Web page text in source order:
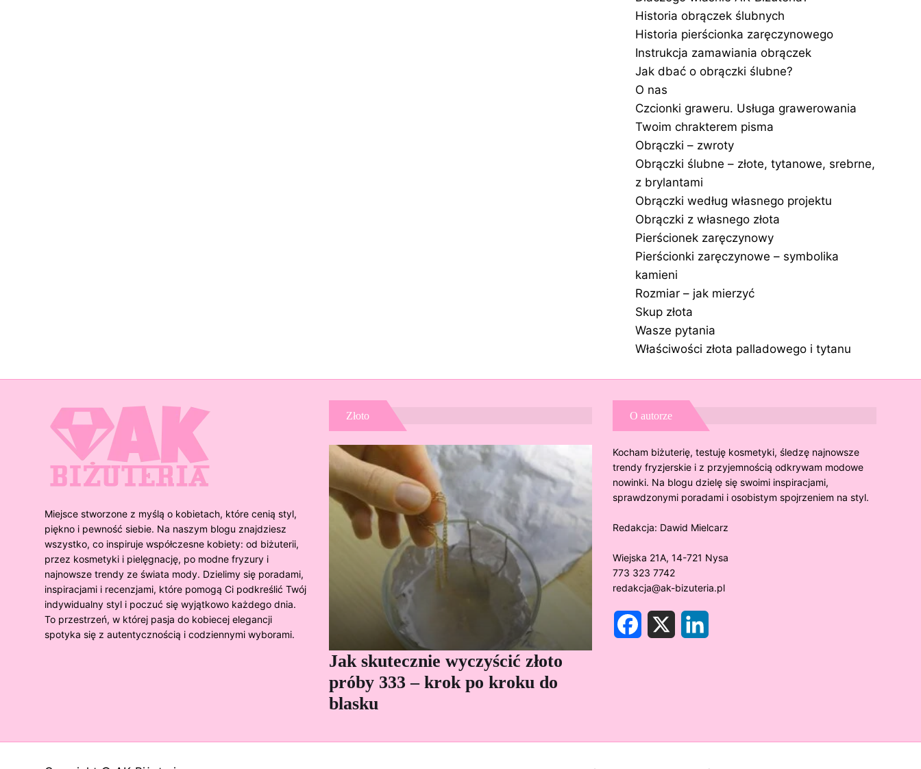
Historia obrączek ślubnych
Historia pierścionka zaręczynowego
Instrukcja zamawiania obrączek
Jak dbać o obrączki ślubne?
O nas
Czcionki graweru. Usługa grawerowania
Twoim chrakterem pisma
Obrączki – zwroty
Obrączki ślubne – złote, tytanowe, srebrne,
z brylantami
Obrączki według własnego projektu
Obrączki z własnego złota
Pierścionek zaręczynowy
Pierścionki zaręczynowe – symbolika
kamieni
Rozmiar – jak mierzyć
Skup złota
Wasze pytania
Właściwości złota palladowego i tytanu
Miejsce stworzone z myślą o kobietach, które cenią styl,
piękno i pewność siebie. Na naszym blogu znajdziesz
wszystko, co inspiruje współczesne kobiety: od biżuterii,
przez kosmetyki i pielęgnację, po modne fryzury i
najnowsze trendy ze świata mody. Dzielimy się poradami,
inspiracjami i recenzjami, które pomogą Ci podkreślić Twój
indywidualny styl i poczuć się wyjątkowo każdego dnia.
To przestrzeń, w której pasja do kobiecej elegancji
spotyka się z autentycznością i codziennymi wyborami.
Złoto
Jak skutecznie wyczyścić złoto
próby 333 – krok po kroku do
blasku
O autorze
Kocham biżuterię, testuję kosmetyki, śledzę najnowsze
trendy fryzjerskie i z przyjemnością odkrywam modowe
nowinki. Na blogu dzielę się swoimi inspiracjami,
sprawdzonymi poradami i osobistym spojrzeniem na styl.
Redakcja: Dawid Mielcarz
Wiejska 21A, 14-721 Nysa
773 323 7742
redakcja@ak-bizuteria.pl
X